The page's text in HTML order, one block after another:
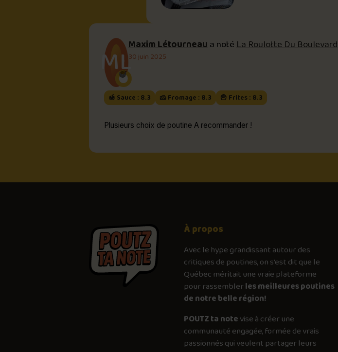
MLMaxim Létourneaua notéLa Roulotte Du Boulevard
30 juin 2025
🍯 Sauce : 8.3 🧀 Fromage : 8.3 🍟 Frites : 8.3
Plusieurs choix de poutine A recommander !
À propos
Avec lehypegrandissant autour des
critiques de poutines, on s’est dit que le
Québec méritait une vraie plateforme
pour rassemblerles meilleures poutines
de notre belle région!
POUTZ ta notevise à créer une
communauté engagée, formée de vrais
passionnés qui veulent partager leurs